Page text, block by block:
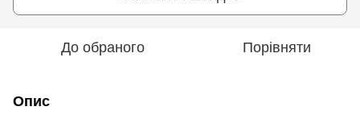
До обраного Порівняти
Опис